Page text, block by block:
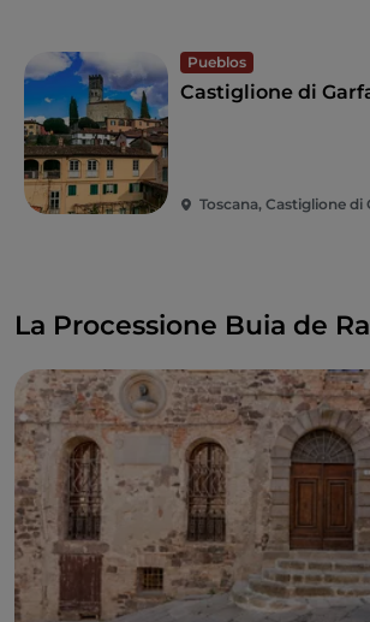
Pueblos
Castiglione di
Toscana, Castiglione di
La Processione Buia de